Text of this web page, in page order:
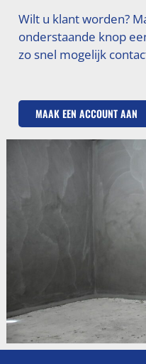
Wilt u klant worden?
onderstaande knop
zo snel mogelijk
MAAK EEN ACCOUNT AAN